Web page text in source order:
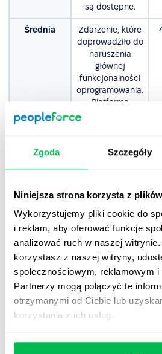
Zgoda Szczegóły
Niniejsza strona korzysta z
Wykorzystujemy pliki cookie do
i reklam, aby oferować funkcje
analizować ruch w naszej
korzystasz z naszej witryny,
społecznościowym, reklamowym
Partnerzy mogą połączyć te
otrzymanymi od Ciebie lub
korzystania z ich usług.
są dostępne.
Średnia
Zdarzenie, które
doprowadziło do
naruszenia
głównej
funkcjonalności
oprogramowania.
Platforma
rozwiązania
Niekrytyczna
/ Niska
Błędy, które nie
wpływają
znacząco na
funkcjonalność
lub wydajność
oprogramowania.
Przykłady:
ulepszenia
produktów,
pytania
dotyczące